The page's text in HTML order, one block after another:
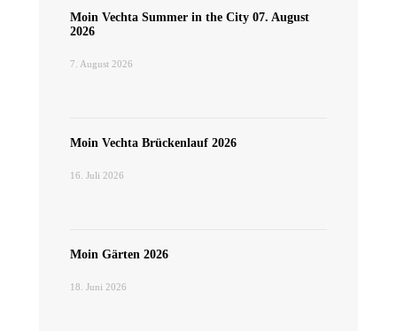
Moin Vechta Summer in the City 07. August
2026
7. August 2026
Moin Vechta Brückenlauf 2026
16. Juli 2026
Moin Gärten 2026
18. Juni 2026